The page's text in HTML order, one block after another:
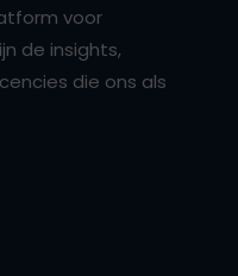
voor
de insights,
die ons als